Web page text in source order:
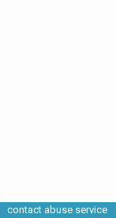
contact abuse service